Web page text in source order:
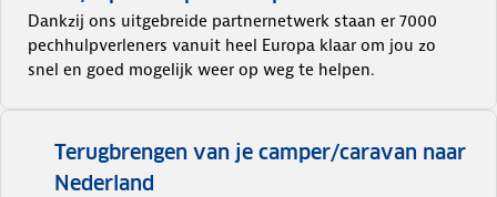
Dankzij ons uitgebreide partnernetwerk staan er 7000
pechhulpverleners vanuit heel Europa klaar om jou zo
snel en goed mogelijk weer op weg te helpen.
Terugbrengen van je camper/caravan naar
Nederland